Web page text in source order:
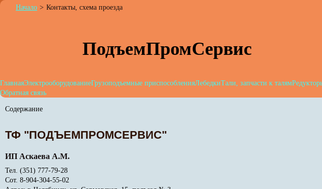
Начало > Контакты, схема проезда
ПодъемПромСервис
ГлавнаяЭлектрооборудованиеГрузоподъемные приспособленияЛебедкиТали, запчасти к талям
Обратная связь
Содержание
ТФ "ПОДЪЕМПРОМСЕРВИС"
ИП Аскаева А.М.
Тел. (351) 777-79-28
Сот. 8-904-304-55-02